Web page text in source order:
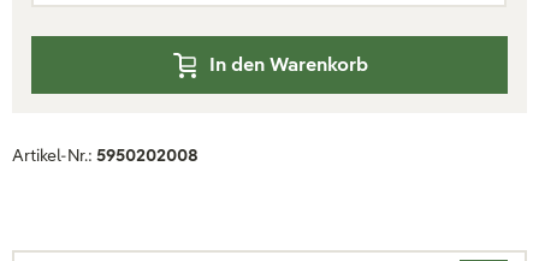
In den Warenkorb
Artikel-Nr.: 5950202008